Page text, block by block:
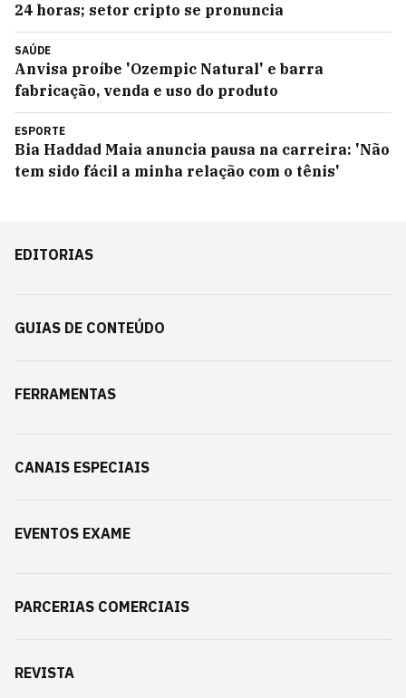
24 horas; setor cripto se pronuncia
SAÚDE
Anvisa proíbe 'Ozempic Natural' e barra
fabricação, venda e uso do produto
ESPORTE
Bia Haddad Maia anuncia pausa na carreira: 'Não
tem sido fácil a minha relação com o tênis'
EDITORIAS
GUIAS DE CONTEÚDO
FERRAMENTAS
CANAIS ESPECIAIS
EVENTOS EXAME
PARCERIAS COMERCIAIS
REVISTA